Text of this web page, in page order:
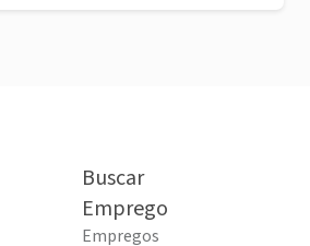
Buscar
Emprego
Empregos